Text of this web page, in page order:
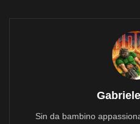
Sin da bambino